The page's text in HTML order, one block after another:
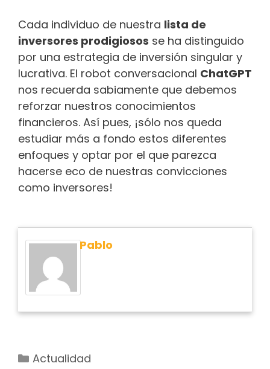
Cada individuo de nuestra lista de
inversores prodigiosos se ha distinguido
por una estrategia de inversión singular y
lucrativa. El robot conversacional ChatGPT
nos recuerda sabiamente que debemos
reforzar nuestros conocimientos
financieros. Así pues, ¡sólo nos queda
estudiar más a fondo estos diferentes
enfoques y optar por el que parezca
hacerse eco de nuestras convicciones
como inversores!
Pablo
Actualidad